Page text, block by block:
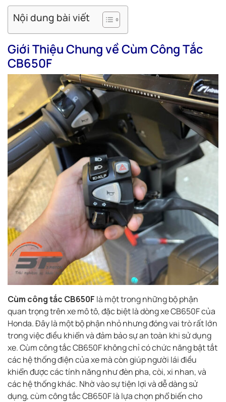
Nội dung bài viết
Giới Thiệu Chung về Cùm Công Tắc
CB650F
Cùm công tắc CB650F là một trong những bộ phận
quan trọng trên xe mô tô, đặc biệt là dòng xe CB650F của
Honda. Đây là một bộ phận nhỏ nhưng đóng vai trò rất lớn
trong việc điều khiển và đảm bảo sự an toàn khi sử dụng
xe. Cùm công tắc CB650F không chỉ có chức năng bật tắt
các hệ thống điện của xe mà còn giúp người lái điều
khiển được các tính năng như đèn pha, còi, xi nhan, và
các hệ thống khác. Nhờ vào sự tiện lợi và dễ dàng sử
dụng, cùm công tắc CB650F là lựa chọn phổ biến cho